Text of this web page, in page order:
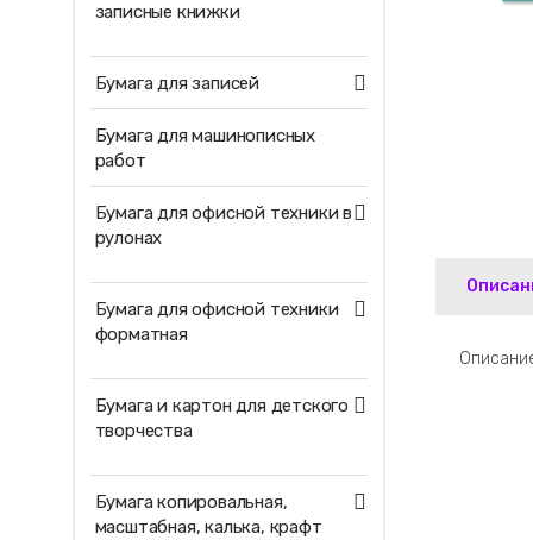
записные книжки
Бумага для записей
Бумага для машинописных
работ
Бумага для офисной техники в
рулонах
Бумага для офисной техники
форматная
Бумага и картон для детского
творчества
Бумага копировальная,
масштабная, калька, крафт